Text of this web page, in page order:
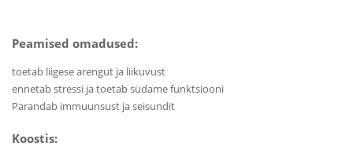
Peamised omadused:
toetab liigese arengut ja liikuvust
ennetab stressi ja toetab südame funktsiooni
Parandab immuunsust ja seisundit
Koostis: